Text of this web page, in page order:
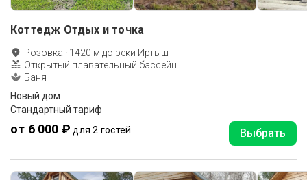
Коттедж Отдых и точка
Розовка · 1420 м до реки Иртыш
Открытый плавательный бассейн
Баня
Новый дом
Стандартный тариф
от 6 000 ₽ для 2 гостей Выбрать